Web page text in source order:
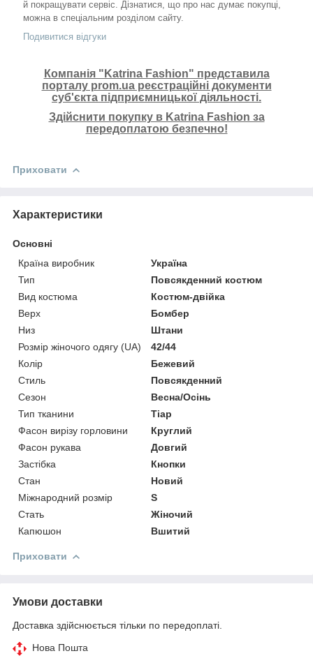
й покращувати сервіс. Дізнатися, що про нас думає покупці,
можна в спеціальним розділом сайту.
Подивитися відгуки
Компанія "Katrina Fashion" представила
порталу prom.ua реєстраційні документи
суб'єкта підприємницької діяльності.
Здійснити покупку в Katrina Fashion за
передоплатою безпечно!
Приховати
Характеристики
Основні
Країна виробник
Україна
Тип
Повсякденний костюм
Вид костюма
Костюм-двійка
Верх
Бомбер
Низ
Штани
Розмір жіночого одягу (UA)
42/44
Колір
Бежевий
Стиль
Повсякденний
Сезон
Весна/Осінь
Тип тканини
Тіар
Фасон вирізу горловини
Круглий
Фасон рукава
Довгий
Застібка
Кнопки
Стан
Новий
Міжнародний розмір
S
Стать
Жіночий
Капюшон
Вшитий
Приховати
Умови доставки
Доставка здійснюється тільки по передоплаті.
Нова Пошта